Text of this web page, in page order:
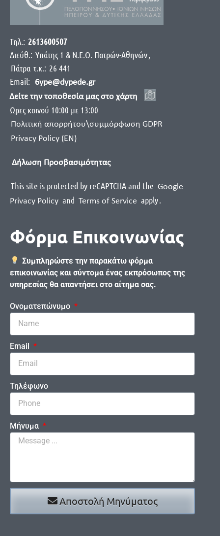
Τηλ.: 2613600507
Διεύθ.: Yπάτης 1 & Ν.Ε.Ο. Πατρών-Αθηνών,
Πάτρα τ.κ.: 26 441
Email:
6ype@dypede.gr
Δείτε την τοποθεσία μας στο χάρτη
Ωρες κοινού 10:00 με 13:00
Πολιτική απορρήτου\συμμόρφωση GDPR
Privacy Policy (EN)
Δήλωση Προσβασιμότητας
This site is protected by reCAPTCHA and the Google
Privacy Policy and Terms of Service apply.
Φόρμα Επικοινωνίας
Συμπληρώστε την παρακάτω φόρμα
επικοινωνίας και σύντομα ένας εκπρόσωπος της
υπηρεσίας θα απαντήσει στο αίτημα σας.
Ονοματεπώνυμο
Email
Τηλέφωνο
Μήνυμα
Αποστολή Μηνύματος